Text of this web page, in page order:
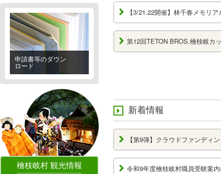
【3/21.22開催】林千春メモリ
第12回TETON BROS.檜枝岐カ
新着情報
【第9弾】クラウドファンディ
令和9年度檜枝岐村職員受験案
申請書等のダウン
ロード
檜枝岐村 観光情報